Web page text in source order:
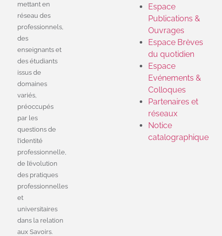
mettant en
réseau des
professionnels,
des
enseignants et
des étudiants
issus de
domaines
variés,
préoccupés
par les
questions de
l’identité
professionnelle,
de l’évolution
des pratiques
professionnelles
et
universitaires
dans la relation
aux Savoirs.
Espace
Publications &
Ouvrages
Espace Brèves
du quotidien
Espace
Evénements &
Colloques
Partenaires et
réseaux
Notice
catalographique